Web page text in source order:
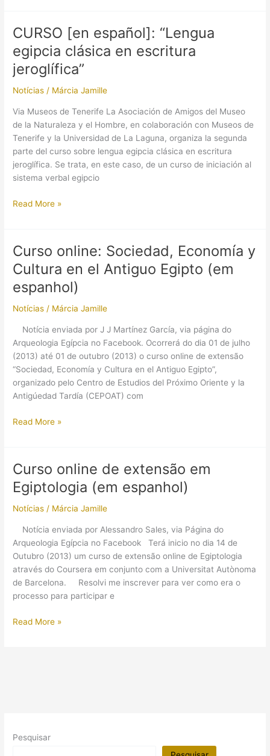
del
Egipto
Antiguo
|
Madrid
CURSO [en español]: “Lengua
egipcia clásica en escritura
jeroglífica”
Notícias / Márcia Jamille
Via Museos de Tenerife La Asociación de Amigos del Museo
de la Naturaleza y el Hombre, en colaboración con Museos de
Tenerife y la Universidad de La Laguna, organiza la segunda
parte del curso sobre lengua egipcia clásica en escritura
jeroglífica. Se trata, en este caso, de un curso de iniciación al
sistema verbal egipcio
CURSO
egipcia
clásica
en
escritura
jeroglífica”
Read More »
Curso online: Sociedad, Economía y
Cultura en el Antiguo Egipto (em
espanhol)
Notícias / Márcia Jamille
Notícia enviada por J J Martínez García, via página do
Arqueologia Egípcia no Facebook. Ocorrerá do dia 01 de julho
(2013) até 01 de outubro (2013) o curso online de extensão
“Sociedad, Economía y Cultura en el Antiguo Egipto”,
organizado pelo Centro de Estudios del Próximo Oriente y la
Antigúedad Tardía (CEPOAT) com
Curso
y
Cultura
el
Antiguo
Egipto
(em
espanhol)
Read More »
Curso online de extensão em
Egiptologia (em espanhol)
Notícias / Márcia Jamille
Notícia enviada por Alessandro Sales, via Página do
Arqueologia Egípcia no Facebook Terá inicio no dia 14 de
Outubro (2013) um curso de extensão online de Egiptologia
através do Coursera em conjunto com a Universitat Autònoma
de Barcelona. Resolvi me inscrever para ver como era o
processo para participar e
Curso
Read More »
Pesquisar